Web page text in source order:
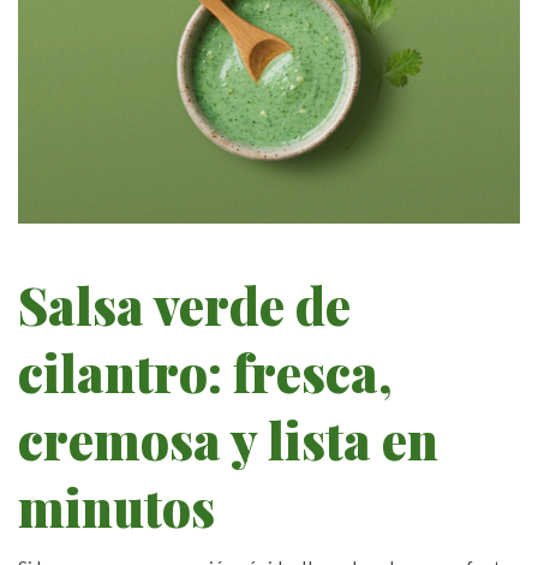
Salsa verde de
cilantro: fresca,
cremosa y lista en
minutos